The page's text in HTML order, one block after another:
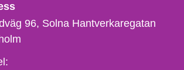
96, Solna Hantverkaregatan